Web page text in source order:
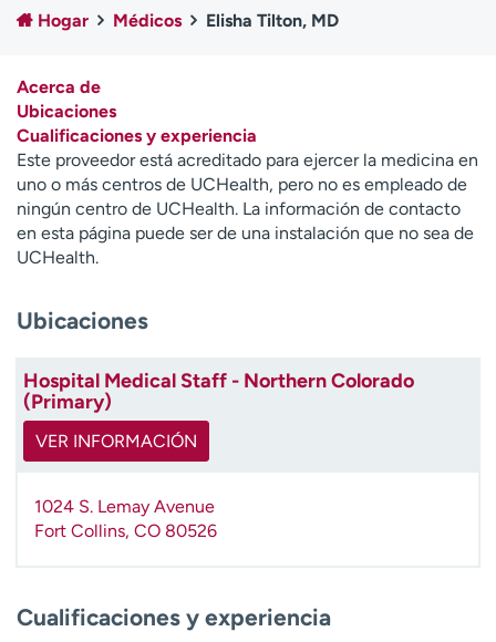
Atención a medios de
comunicación
Contáctenos Noticias e historias
A
y
ú
d
m
e
n
o
Hogar Médicos Elisha Tilton, MD
Acerca de
Ubicaciones
Cualificaciones y experiencia
Este proveedor está acreditado para ejercer la medicina en
uno o más centros de UCHealth, pero no es empleado de
ningún centro de UCHealth. La información de contacto
en esta página puede ser de una instalación que no sea de
UCHealth.
Ubicaciones
Hospital Medical Staff - Northern Colorado
(Primary)
VER INFORMACIÓN
1024 S. Lemay Avenue
Fort Collins, CO 80526
Cualificaciones y experiencia